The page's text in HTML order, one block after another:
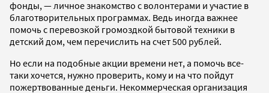
фонды, — личное знакомство с волонтерами и участие в
благотворительных программах. Ведь иногда важнее
помочь с перевозкой громоздкой бытовой техники в
детский дом, чем перечислить на счет 500 рублей.
Но если на подобные акции времени нет, а помочь все-
таки хочется, нужно проверить, кому и на что пойдут
пожертвованные деньги. Некоммерческая организация